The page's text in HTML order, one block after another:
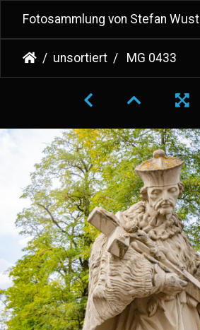
Fotosammlung von Stefan Wust
unsortiert MG 0433